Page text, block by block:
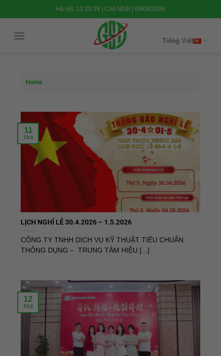
đến
Hà nội, 13:20:30 | Chủ Nhật | 09/08/2026
Tiếng Việt
Home
LỊCH NGHỈ LỄ 30.4.2026 – 1.5.2026
CÔNG TY TNHH DỊCH VỤ KỸ THUẬT TIÊU CHUẨN
THÔNG DỤNG – TRUNG TÂM HIỆU [...]
11
Th4
12
Th2